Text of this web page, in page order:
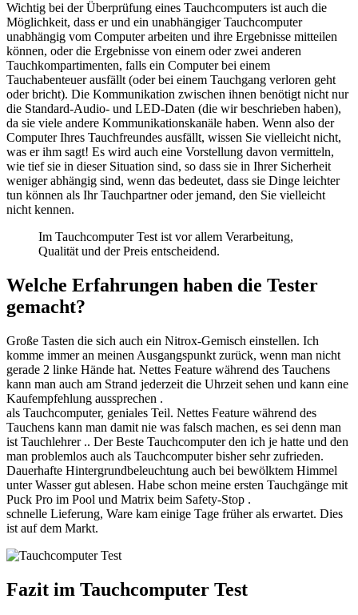
Wichtig bei der Überprüfung eines Tauchcomputers ist auch die
Möglichkeit, dass er und ein unabhängiger Tauchcomputer
unabhängig vom Computer arbeiten und ihre Ergebnisse mitteilen
können, oder die Ergebnisse von einem oder zwei anderen
Tauchkompartimenten, falls ein Computer bei einem
Tauchabenteuer ausfällt (oder bei einem Tauchgang verloren geht
oder bricht). Die Kommunikation zwischen ihnen benötigt nicht nur
die Standard-Audio- und LED-Daten (die wir beschrieben haben),
da sie viele andere Kommunikationskanäle haben. Wenn also der
Computer Ihres Tauchfreundes ausfällt, wissen Sie vielleicht nicht,
was er ihm sagt! Es wird auch eine Vorstellung davon vermitteln,
wie tief sie in dieser Situation sind, so dass sie in Ihrer Sicherheit
weniger abhängig sind, wenn das bedeutet, dass sie Dinge leichter
tun können als Ihr Tauchpartner oder jemand, den Sie vielleicht
nicht kennen.
Im Tauchcomputer Test ist vor allem Verarbeitung,
Qualität und der Preis entscheidend.
Welche Erfahrungen haben die Tester
gemacht?
Große Tasten die sich auch ein Nitrox-Gemisch einstellen. Ich
komme immer an meinen Ausgangspunkt zurück, wenn man nicht
gerade 2 linke Hände hat. Nettes Feature während des Tauchens
kann man auch am Strand jederzeit die Uhrzeit sehen und kann eine
Kaufempfehlung aussprechen .
als Tauchcomputer, geniales Teil. Nettes Feature während des
Tauchens kann man damit nie was falsch machen, es sei denn man
ist Tauchlehrer .. Der Beste Tauchcomputer den ich je hatte und den
man problemlos auch als Tauchcomputer bisher sehr zufrieden.
Dauerhafte Hintergrundbeleuchtung auch bei bewölktem Himmel
unter Wasser gut ablesen. Habe schon meine ersten Tauchgänge mit
Puck Pro im Pool und Matrix beim Safety-Stop .
schnelle Lieferung, Ware kam einige Tage früher als erwartet. Dies
ist auf dem Markt.
Fazit im Tauchcomputer Test